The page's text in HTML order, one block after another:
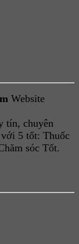
Website
tín, chuyên
với 5 tốt: Thuốc
sóc Tốt.